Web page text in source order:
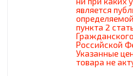
является
пункта 2
Российской
Указанные
товара не